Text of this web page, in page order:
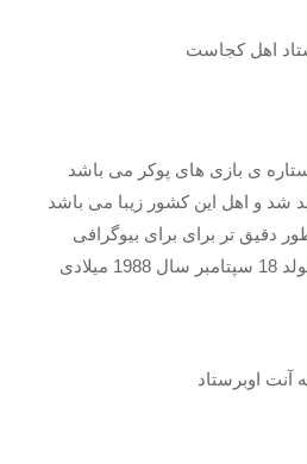
ی بازی های پوکر می باشد
شد و اهل این کشور زیبا می باشد
دقیق تر برای برای بیوگرافی
آنت اوبرستاد باید گفت که او متولد 18 سپتامبر سال 1988 میلادی